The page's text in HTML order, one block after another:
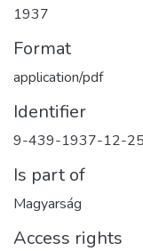
1937
Format
application/pdf
Identifier
9-439-1937-12-
Is part of
Magyarság
Access rights